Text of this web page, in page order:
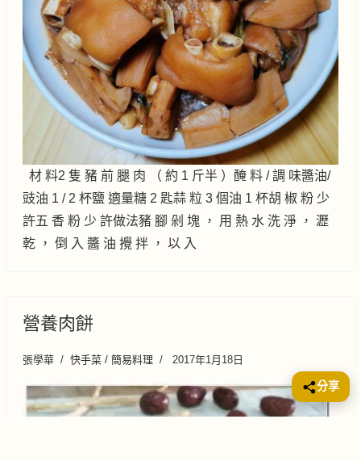
材 料2 隻 豬 前 腿 肉 （ 約 1 斤半 ）醃 料 / 調 味醬油/
豉油 1 / 2 杯鹽 適量糖 2 匙蒜 粒 3 個油 1 杯胡 椒 粉 少
許五 香 粉 少 許做法豬 腳 剁 塊 ， 用 熱 水 洗 淨 ， 瀝
乾 ， 倒 入 醬 油 攪 拌 ， 以 入
營養肉餅
張學華 快手菜 / 簡易料理 2017年1月18日
分享